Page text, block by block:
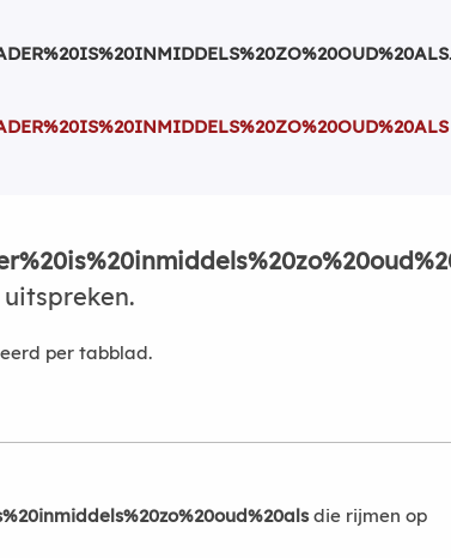
.
per tabblad.
die rijmen op